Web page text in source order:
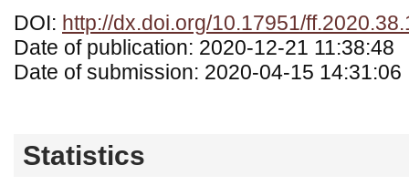
DOI: http://dx.doi.org/10.17951/
Date of publication: 2020-12-21 11:38:48
Date of submission: 2020-04-15 14:31:06
Statistics